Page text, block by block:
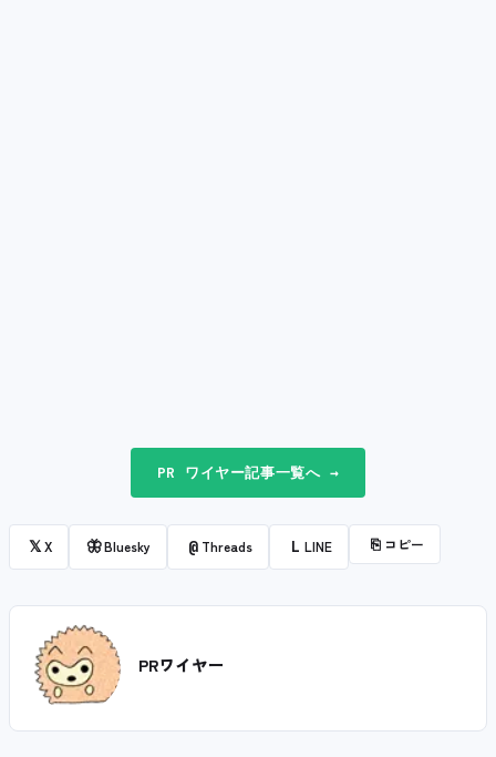
PR ワイヤー記事一覧へ →
𝕏X 🦋Bluesky @ Threads L LINE ⎘ コピー
PRワイヤー